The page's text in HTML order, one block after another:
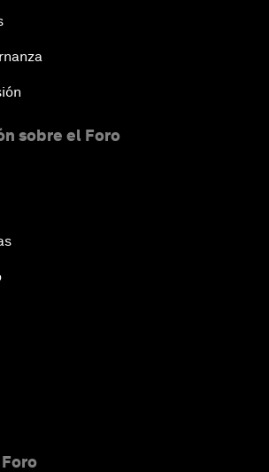
sobre el Foro